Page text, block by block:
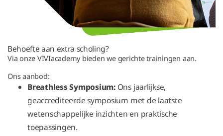
Behoefte aan extra scholing?
Via onze VIVIacademy bieden we gerichte trainingen aan.
Ons aanbod:
Breathless Symposium:Ons jaarlijkse,
geaccrediteerde symposium met de laatste
wetenschappelijke inzichten en praktische
toepassingen.